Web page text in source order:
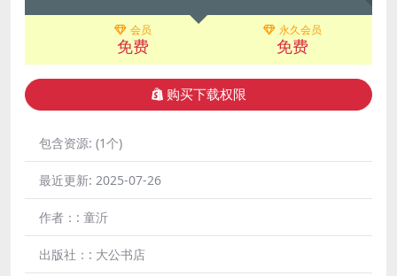
会员
免费
永久会员
免费
购买下载权限
包含资源: (1个)
最近更新: 2025-07-26
作者：: 童沂
出版社：: 大公书店